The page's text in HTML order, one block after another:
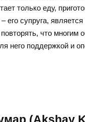
только еду,
его супруга,
что многим
него поддержкой и